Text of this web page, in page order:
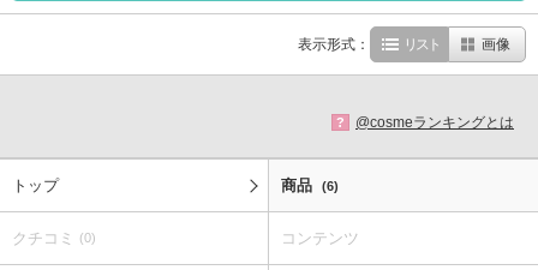
表示形式： リスト 画像
? @cosmeランキングとは
トップ 商品 (6)
クチコミ (0) コンテンツ